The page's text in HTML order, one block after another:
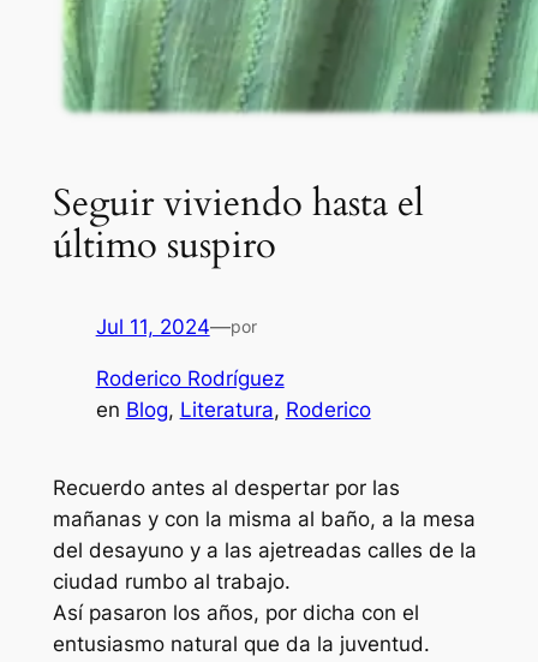
Seguir viviendo hasta el
último suspiro
Jul 11, 2024—por
Roderico Rodríguez
en Blog, Literatura, Roderico
Recuerdo antes al despertar por las
mañanas y con la misma al baño, a la mesa
del desayuno y a las ajetreadas calles de la
ciudad rumbo al trabajo.
Así pasaron los años, por dicha con el
entusiasmo natural que da la juventud.